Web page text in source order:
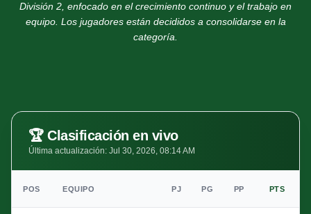
División 2, enfocado en el crecimiento continuo y el trabajo en
equipo. Los jugadores están decididos a consolidarse en la
categoría.
🏆 Clasificación en vivo
Última actualización: Jul 30, 2026, 08:14 AM
POS EQUIPO PJ PG PP PTS